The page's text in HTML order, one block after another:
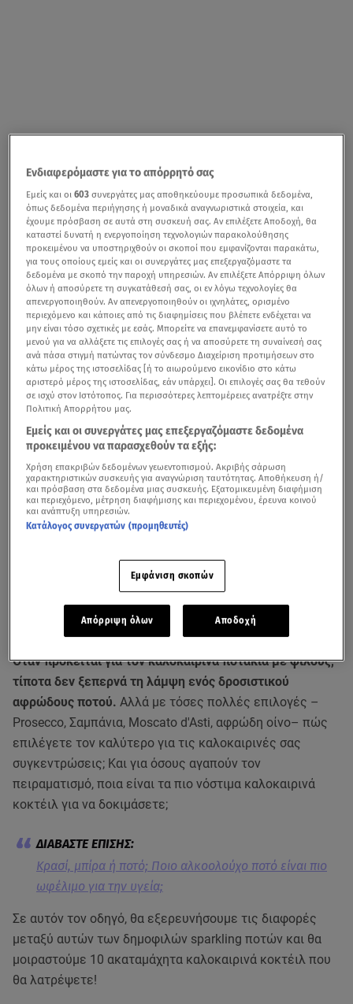
Όταν πρόκειται για τον καλοκαιρινά ποτάκια με φίλους,
τίποτα δεν ξεπερνά τη λάμψη ενός δροσιστικού
αφρώδους ποτού. Αλλά με τόσες πολλές επιλογές –
Prosecco, Σαμπάνια, Moscato d'Asti, αφρώδη οίνο– πώς
επιλέγετε τον καλύτερο για τις καλοκαιρινές σας
συγκεντρώσεις; Και για όσους αγαπούν τον
πειραματισμό, ποια είναι τα πιο νόστιμα καλοκαιρινά
κοκτέιλ για να δοκιμάσετε;
Kρασί, μπίρα ή ποτό; Ποιο αλκοολούχο ποτό είναι πιο
ωφέλιμο για την υγεία;
Σε αυτόν τον οδηγό, θα εξερευνήσουμε τις διαφορές
μεταξύ αυτών των δημοφιλών sparkling ποτών και θα
μοιραστούμε 10 ακαταμάχητα καλοκαιρινά κοκτέιλ που
θα λατρέψετε!
Ενδιαφερόμαστε για το απόρρητό σας
Εμείς και οι603 συνεργάτες μας αποθηκεύουμε προσωπικά δεδομένα,
όπως δεδομένα περιήγησης ή μοναδικά αναγνωριστικά στοιχεία, και
έχουμε πρόσβαση σε αυτά στη συσκευή σας. Αν επιλέξετε Αποδοχή, θα
καταστεί δυνατή η ενεργοποίηση τεχνολογιών παρακολούθησης
προκειμένου να υποστηριχθούν οι σκοποί που εμφανίζονται παρακάτω,
για τους οποίους εμείς και οι συνεργάτες μας επεξεργαζόμαστε τα
δεδομένα με σκοπό την παροχή υπηρεσιών. Αν επιλέξετε Απόρριψη όλων
όλων ή αποσύρετε τη συγκατάθεσή σας, οι εν λόγω τεχνολογίες θα
απενεργοποιηθούν. Αν απενεργοποιηθούν οι ιχνηλάτες, ορισμένο
περιεχόμενο και κάποιες από τις διαφημίσεις που βλέπετε ενδέχεται να
μην είναι τόσο σχετικές με εσάς. Μπορείτε να επανεμφανίσετε αυτό το
μενού για να αλλάξετε τις επιλογές σας ή να αποσύρετε τη συναίνεσή σας
ανά πάσα στιγμή πατώντας τον σύνδεσμο Διαχείριση προτιμήσεων στο
κάτω μέρος της ιστοσελίδας [ή το αιωρούμενο εικονίδιο στο κάτω
αριστερό μέρος της ιστοσελίδας, εάν υπάρχει]. Οι επιλογές σας θα τεθούν
σε ισχύ στον Ιστότοπος. Για περισσότερες λεπτομέρειες ανατρέξτε στην
Πολιτική Απορρήτου μας.
Εμείς και οι συνεργάτες μας επεξεργαζόμαστε δεδομένα
προκειμένου να παρασχεθούν τα εξής:
Χρήση επακριβών δεδομένων γεωεντοπισμού. Ακριβής σάρωση
χαρακτηριστικών συσκευής για αναγνώριση ταυτότητας. Αποθήκευση ή/
και πρόσβαση στα δεδομένα μιας συσκευής. Εξατομικευμένη διαφήμιση
και περιεχόμενο, μέτρηση διαφήμισης και περιεχομένου, έρευνα κοινού
και ανάπτυξη υπηρεσιών.
Κατάλογος συνεργατών (προμηθευτές)
Εμφάνιση σκοπών
Απόρριψη όλων Αποδοχή